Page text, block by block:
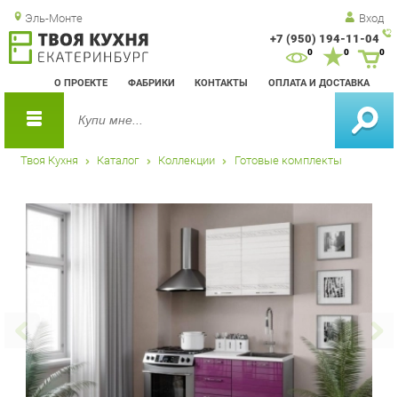
Эль-Монте Вход
+7 (950) 194-11-04
О ПРОЕКТЕ ФАБРИКИ КОНТАКТЫ ОПЛАТА И ДОСТАВКА
0 0
Твоя Кухня Каталог Коллекции Готовые комплекты